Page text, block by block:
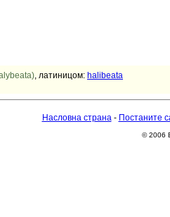
, латиницом: halibeata
Насловна страна- Постаните
© 2006